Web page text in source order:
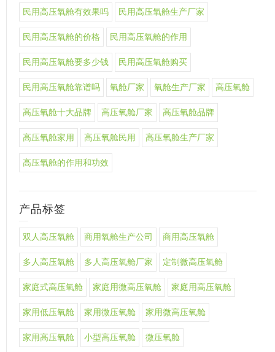
民用高压氧舱有效果吗 民用高压氧舱生产厂家
民用高压氧舱的价格 民用高压氧舱的作用
民用高压氧舱要多少钱 民用高压氧舱购买
民用高压氧舱靠谱吗 氧舱厂家 氧舱生产厂家 高压氧舱
高压氧舱十大品牌 高压氧舱厂家 高压氧舱品牌
高压氧舱家用 高压氧舱民用 高压氧舱生产厂家
高压氧舱的作用和功效
产品标签
双人高压氧舱 商用氧舱生产公司 商用高压氧舱
多人高压氧舱 多人高压氧舱厂家 定制微高压氧舱
家庭式高压氧舱 家庭用微高压氧舱 家庭用高压氧舱
家用低压氧舱 家用微压氧舱 家用微高压氧舱
家用高压氧舱 小型高压氧舱 微压氧舱